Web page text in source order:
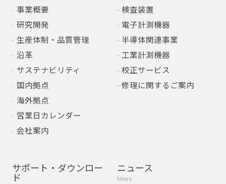
事業概要
研究開発
生産体制・品質管理
沿革
サステナビリティ
国内拠点
海外拠点
営業日カレンダー
会社案内
検査装置
電子計測機器
半導体関連事業
工業計測機器
校正サービス
修理に関するご案内
サポート・ダウンロー
ド
ニュース
News